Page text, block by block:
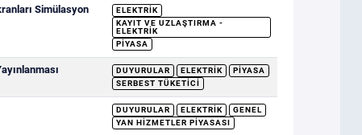
Simülasyon
ELEKTRIK
KAYIT VE UZLAŞTIRMA -
ELEKTRIK
PIYASA
DUYURULAR ELEKTRIK
PIYASA
SERBEST TÜKETICI
DUYURULAR ELEKTRIK
GENEL
YAN HIZMETLER PIYASASI